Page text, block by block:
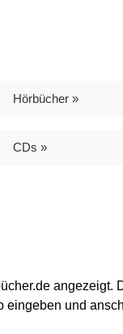
Hörbücher »
CDs »
angezeigt.
eingeben und